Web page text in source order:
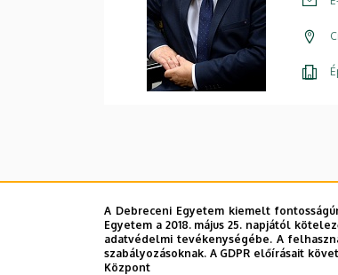
A Debreceni Egyetem kiemelt
Egyetem a 2018. május 25. napjától
adatvédelmi tevékenységébe. A
szabályozásoknak. A GDPR előírásait
Központ